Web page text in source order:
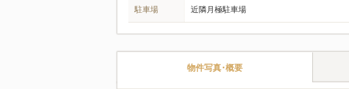
駐車場 近隣月極駐車場
物件写真･概要